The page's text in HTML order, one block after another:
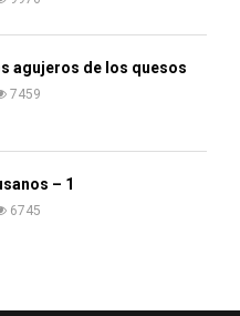
agujeros de los quesos
7459
– 1
6745